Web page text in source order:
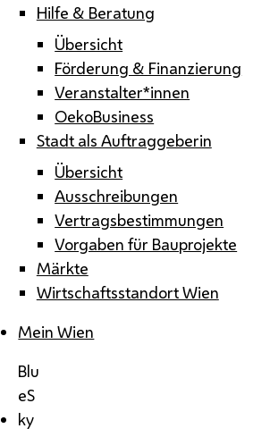
Hilfe & Beratung
Übersicht
Förderung & Finanzierung
Veranstalter*innen
OekoBusiness
Stadt als Auftraggeberin
Übersicht
Ausschreibungen
Vertragsbestimmungen
Vorgaben für Bauprojekte
Märkte
Wirtschaftsstandort Wien
Mein Wien
Blu
eS
ky